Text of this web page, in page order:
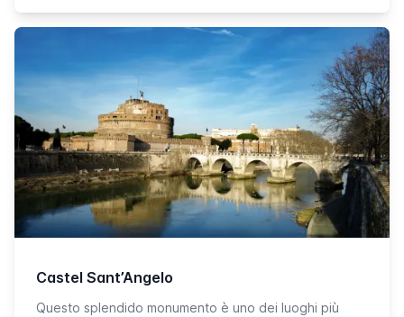
Castel Sant’Angelo
Questo splendido monumento è uno dei luoghi più